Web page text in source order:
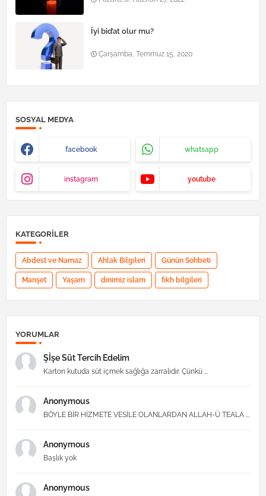
İyi bid’at olur mu?
Çarşamba, Temmuz 15, 2020
SOSYAL MEDYA
facebook whatsapp
instagram youtube
KATEGORILER
Abdest ve Namaz Ahlak Bilgileri Günün Sohbeti
Manşet Yaşam dinimiz islam fıkh bilgileri
YORUMLAR
Şİşe Süt Tercih Edelim
Karton kutuda süt içmek sağlığa zarralıdır. Çünkü ...
Anonymous
BÖYLE BİR HİZMETE VESİLE OLANLARDAN ALLAH-Ü TEALA ...
Anonymous
Başlık yok
Anonymous